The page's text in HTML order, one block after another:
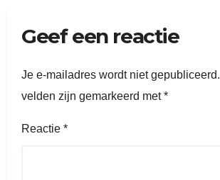
Geef een reactie
Je e-mailadres wordt niet gepubliceerd.
velden zijn gemarkeerd met*
Reactie *